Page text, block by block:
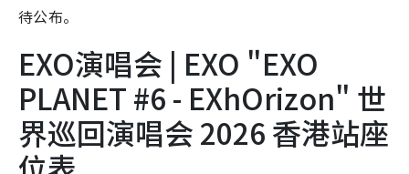
待公布。
EXO演唱会 | EXO "EXO
PLANET #6 - EXhOrizon" 世
界巡回演唱会 2026 香港站座